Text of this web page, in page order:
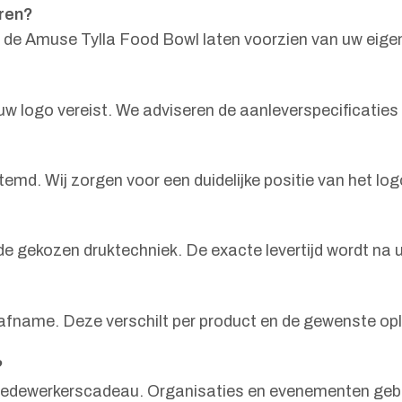
Amuse Tylla Food Bowl laten voorzien van uw
logo vereist. We adviseren de
Wij zorgen voor een duidelijke positie van het
gekozen druktechniek. De exacte levertijd wordt
Deze verschilt per product en de gewenste
Organisaties en evenementen